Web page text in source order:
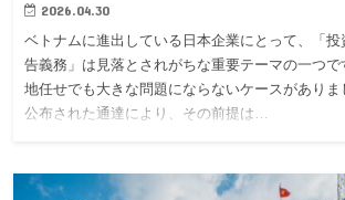
2026.04.30
ベトナムに進出している日本企業にとって、「
告義務」は見落とされがちな重要テーマの一つ
地任せでも大きな問題にならないケースがありま
公布された通達により、その前提は…